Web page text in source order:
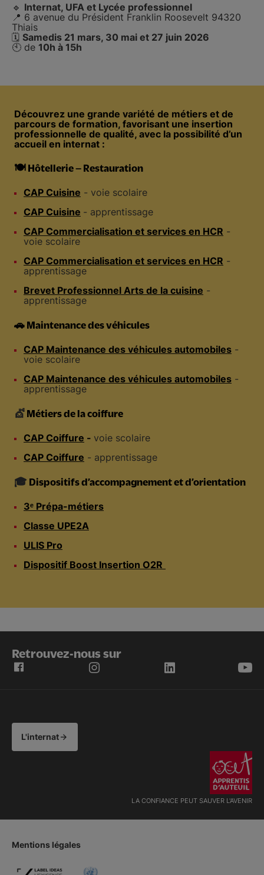
🔹 Internat, UFA et Lycée professionnel
📍 6 avenue du Président Franklin Roosevelt 94320
Thiais
🗓️ Samedis 21 mars, 30 mai et 27 juin 2026
🕙 de 10h à 15h
Découvrez une grande variété de métiers et de
parcours de formation, favorisant une insertion
professionnelle de qualité, avec la possibilité d’un
accueil en internat :
🍽️ Hôtellerie – Restauration
CAP Cuisine - voie scolaire
CAP Cuisine - apprentissage
CAP Commercialisation et services en HCR -
voie scolaire
CAP Commercialisation et services en HCR -
apprentissage
Brevet Professionnel Arts de la cuisine -
apprentissage
🚗 Maintenance des véhicules
CAP Maintenance des véhicules automobiles -
voie scolaire
CAP Maintenance des véhicules automobiles -
apprentissage
💇 Métiers de la coiffure
CAP Coiffure - voie scolaire
CAP Coiffure - apprentissage
🎓 Dispositifs d’accompagnement et d’orientation
3ᵉ Prépa-métiers
Classe UPE2A
ULIS Pro
Dispositif Boost Insertion O2R
Retrouvez-nous sur
L'internat
LA CONFIANCE PEUT SAUVER L'AVENIR
Mentions légales